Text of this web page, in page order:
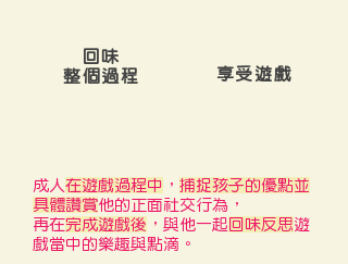
享受遊戲
回味
整個過程
成人在遊戲過程中 ， 捕捉孩子的優點並
具體讚賞他的正面社交行為，
再在完成遊戲後 ，與他一起 回味反思遊
戲當中的樂趣與點滴。